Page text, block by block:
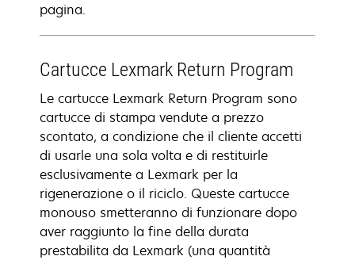
pagina.
Cartucce Lexmark Return Program
Le cartucce Lexmark Return Program sono
cartucce di stampa vendute a prezzo
scontato, a condizione che il cliente accetti
di usarle una sola volta e di restituirle
esclusivamente a Lexmark per la
rigenerazione o il riciclo. Queste cartucce
monouso smetteranno di funzionare dopo
aver raggiunto la fine della durata
prestabilita da Lexmark (una quantità